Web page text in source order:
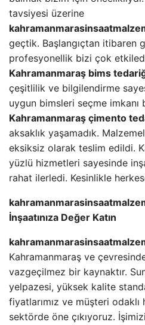
tavsiyesi üzerine
geçtik. Başlangıçtan itibaren
profesyonellik bizi çok
Kahramanmaraş bims
çeşitlilik ve bilgilendirme
uygun bimsleri seçme imkanı
Kahramanmaraş çimento
aksaklık yaşamadık.
eksiksiz olarak teslim edildi.
yüzlü hizmetleri sayesinde
rahat ilerledi. Kesinlikle
İnşaatınıza Değer Katın
Kahramanmaraş ve
vazgeçilmez bir kaynaktır.
yelpazesi, yüksek kalite
fiyatlarımız ve müşteri odaklı
sektörde öne çıkıyoruz.